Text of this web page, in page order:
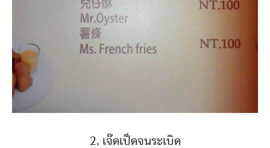
2. เจ๊ดเป็ดจนระเบิด